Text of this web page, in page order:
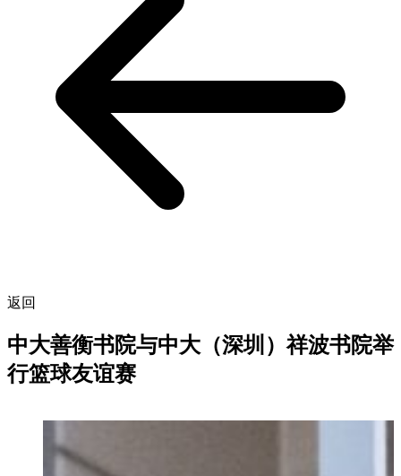
返回
中大善衡书院与中大（深圳）祥波书院举
行篮球友谊赛